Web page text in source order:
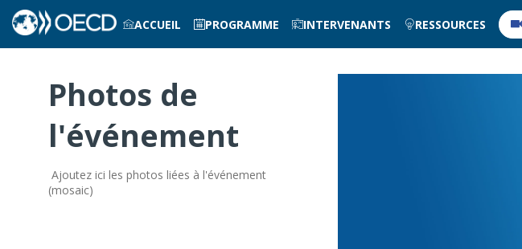
ACCUEIL PROGRAMME INTERVENANTS RESSOURCES
Photos de
l'événement
Ajoutez ici les photos liées à l'événement
(mosaic)